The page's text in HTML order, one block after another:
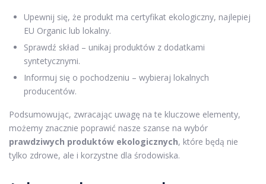
Upewnij się, że produkt ma certyfikat ekologiczny, najlepiej
EU Organic lub lokalny.
Sprawdź skład – unikaj produktów z dodatkami
syntetycznymi.
Informuj się o pochodzeniu – wybieraj lokalnych
producentów.
Podsumowując, zwracając uwagę na te kluczowe elementy,
możemy znacznie poprawić nasze szanse na wybór
prawdziwych produktów ekologicznych, które będą nie
tylko zdrowe, ale i korzystne dla środowiska.